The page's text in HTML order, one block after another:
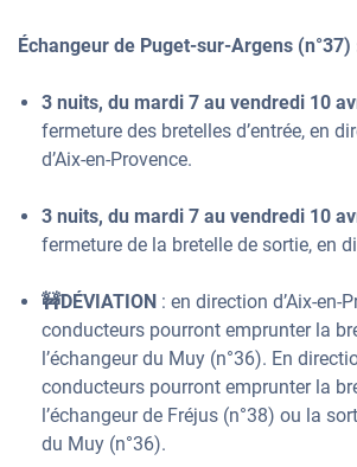
Échangeur de Puget-sur-Argens (n°37)
3 nuits, du mardi 7 au vendredi 10
fermeture des bretelles d’entrée, en
d’Aix-en-Provence.
3 nuits, du mardi 7 au vendredi 10
fermeture de la bretelle de sortie, en
🚧DÉVIATION : en direction d’Aix-en-
conducteurs pourront emprunter la
l’échangeur du Muy (n°36). En
conducteurs pourront emprunter la
l’échangeur de Fréjus (n°38) ou la
du Muy (n°36).